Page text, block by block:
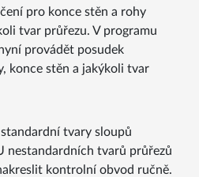
pro konce stěn a rohy
tvar průřezu. V programu
provádět posudek
konce stěn a jakýkoli tvar
tvary sloupů
nestandardních tvarů průřezů
kontrolní obvod ručně.